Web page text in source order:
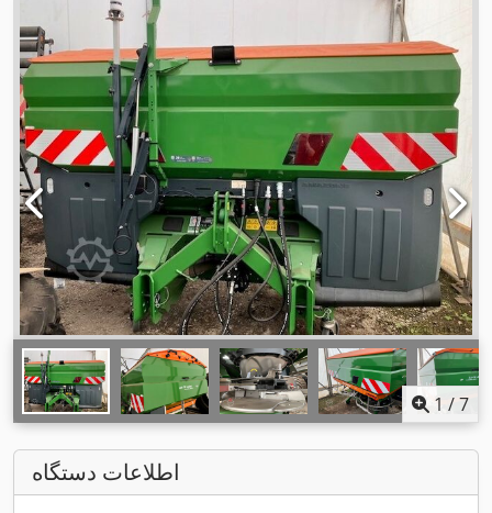
1 /7
اطلاعات دستگاه